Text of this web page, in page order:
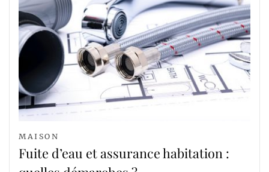
MAISON
Fuite d’eau et assurance habitation :